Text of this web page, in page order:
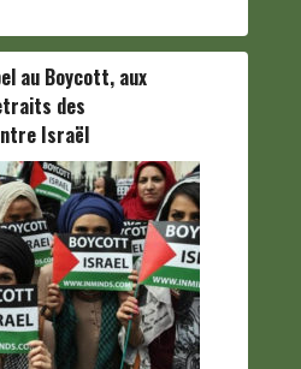
au Boycott, aux
des
Israël